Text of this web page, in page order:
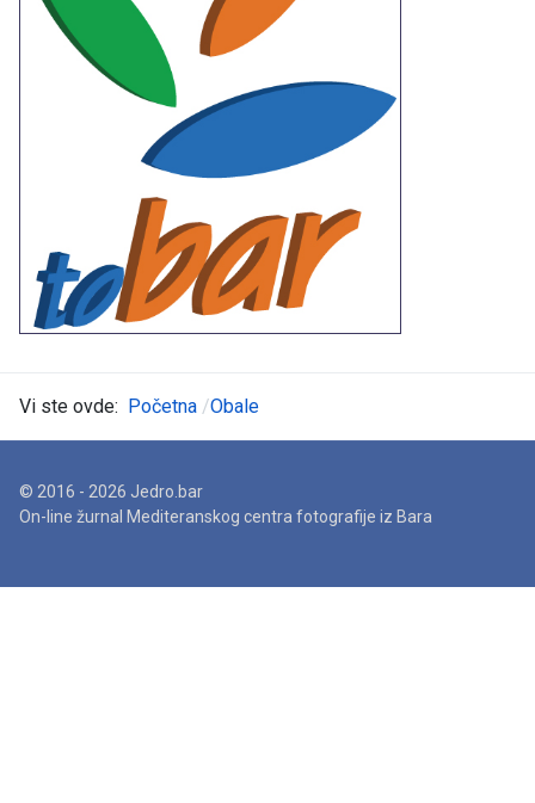
Vi ste ovde: Početna Obale
© 2016 - 2026 Jedro.bar
On-line žurnal Mediteranskog centra fotografije iz Bara